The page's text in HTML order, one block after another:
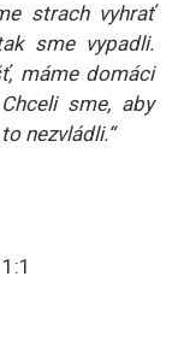
strach vyhrať
sme vypadli.
máme domáci
sme, aby
nezvládli.“